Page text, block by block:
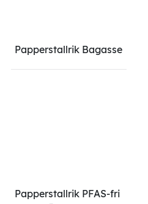
Papperstallrik Bagasse
Papperstallrik PFAS-fri